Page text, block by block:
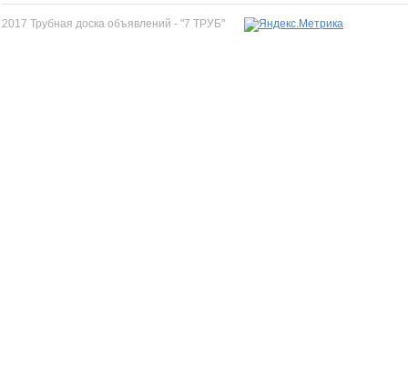
2017 Трубная доска объявлений - "7 ТРУБ"